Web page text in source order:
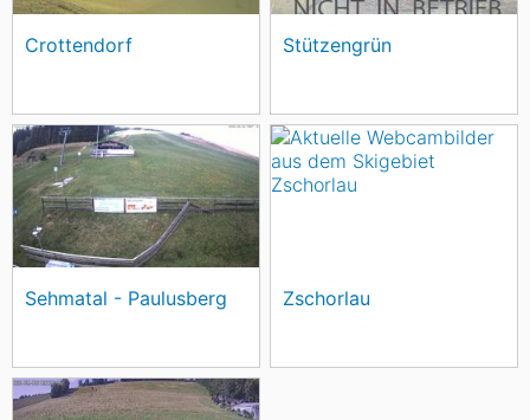
Crottendorf Stützengrün
Sehmatal - Paulusberg Zschorlau